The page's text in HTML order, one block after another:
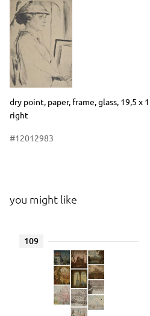
Dimensions
Short item description
dry point, paper, frame, glass, 19,5 x
right
#12012983
you might like
109